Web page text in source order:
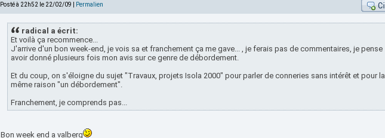
Posté à 22h52 le 22/02/09 | Permalien
radical a écrit:
Et voilà ça recommence...
J'arrive d'un bon week-end, je vois sa et franchement ça me gave... , je ferais pas de commentaires, je pense
avoir donné plusieurs fois mon avis sur ce genre de débordement.
Et du coup, on s'éloigne du sujet "Travaux, projets Isola 2000" pour parler de conneries sans intérêt et pour la
même raison "un débordement".
Franchement, je comprends pas...
Bon week end a valberg